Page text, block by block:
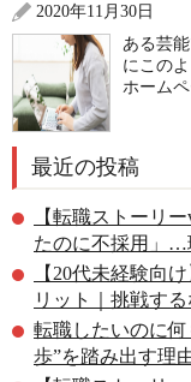
2020年11月30日
ある芸
にこの
ホーム
最近の投稿
【転職ストーリ
たのに不採用」…
【20代未経験向
リット｜挑戦す
転職したいのに
歩”を踏み出す理